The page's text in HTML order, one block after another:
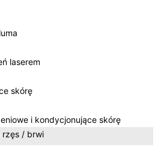
laserem
skórę
i kondycjonujące skórę
rzęs / brwi